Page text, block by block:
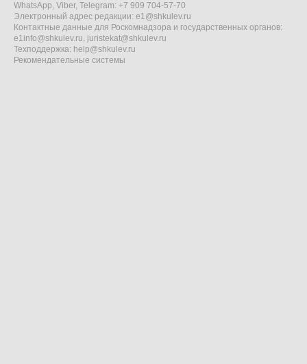
WhatsApp, Viber, Telegram: +7 909 704-57-70
Электронный адрес редакции: e1@shkulev.ru
Контактные данные для Роскомнадзора и государственных органов:
e1info@shkulev.ru, juristekat@shkulev.ru
Техподдержка: help@shkulev.ru
Рекомендательные системы